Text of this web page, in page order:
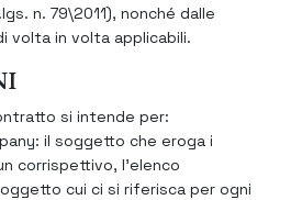
n. 79\2011), nonché dalle
volta in volta applicabili.
si intende per:
il soggetto che eroga i
corrispettivo, l’elenco
cui ci si riferisca per ogni